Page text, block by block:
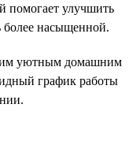
помогает улучшить
насыщенной.
уютным домашним
график работы